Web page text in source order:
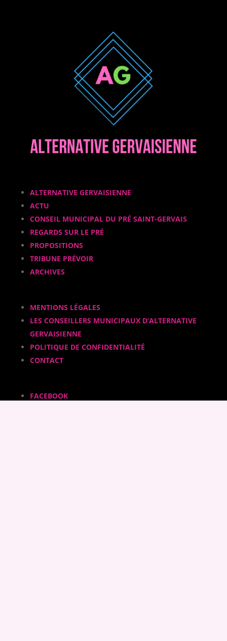
ALTERNATIVE GERVAISIENNE
ACTU
CONSEIL MUNICIPAL DU PRÉ SAINT-GERVAIS
REGARDS SUR LE PRÉ
PROPOSITIONS
TRIBUNE PRÉVOIR
ARCHIVES
MENTIONS LÉGALES
LES CONSEILLERS MUNICIPAUX D’ALTERNATIVE
GERVAISIENNE
POLITIQUE DE CONFIDENTIALITÉ
CONTACT
FACEBOOK